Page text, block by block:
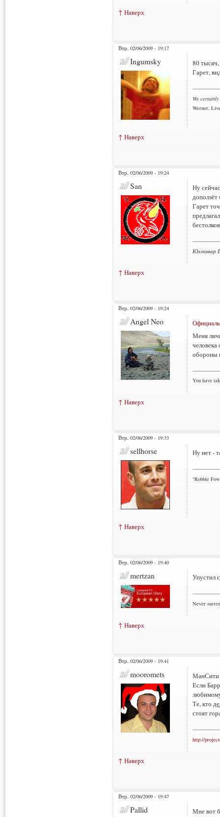
↑ Наверх
Втр, 02/06/2009 - 19:17
Ingumsky
80 тысяч,
Гарет,
We
Werner,
↑ Наверх
Втр, 02/06/2009 - 19:24
San
Ну
Гарет
Юллнэвар
↑ Наверх
Втр, 02/06/2009 - 19:24
Angel Neo
Меня
человека
обороны
You have
↑ Наверх
Втр, 02/06/2009 - 19:33
sellhorse Ну нет -
"Robbie
↑ Наверх
Втр, 02/06/2009 - 19:40
mertzan Упустил
Never
↑ Наверх
Втр, 02/06/2009 - 19:41
mooromets
МанСити
Если
Те, кто
стоят
http://
↑ Наверх
Втр, 02/06/2009 - 19:47
Pallid
Мне вот